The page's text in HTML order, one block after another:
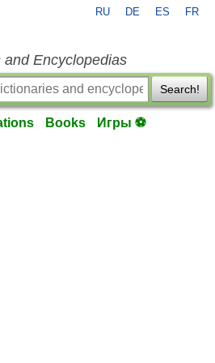
RU DE ES FR
Encyclopedias
Search!
Books Игры ⚽